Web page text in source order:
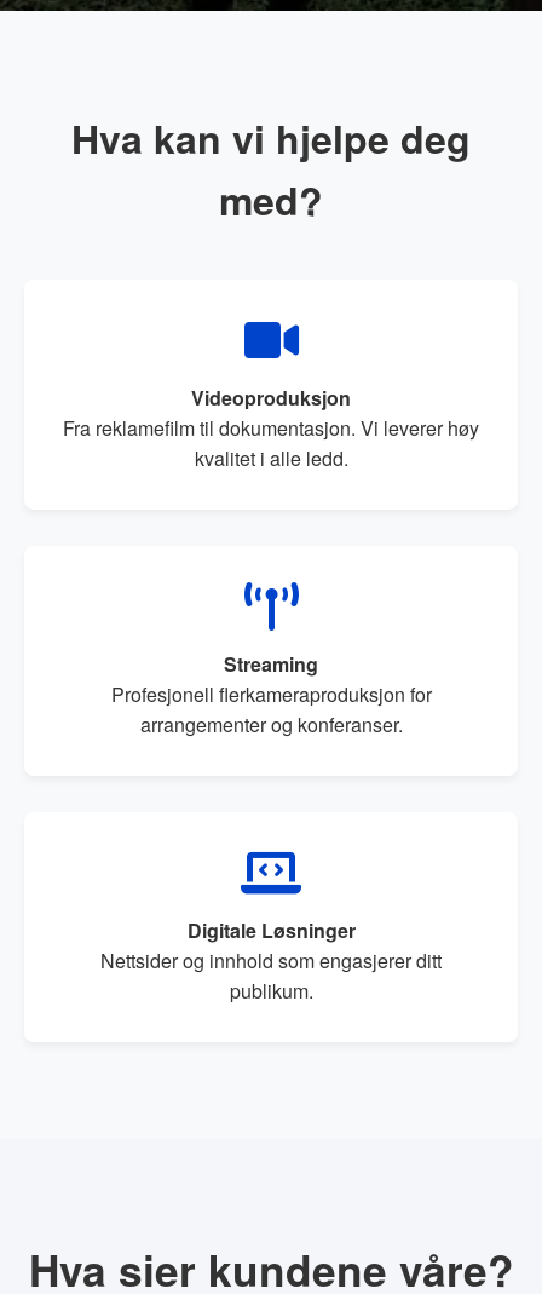
Hva kan vi hjelpe deg
med?
Videoproduksjon
Fra reklamefilm til dokumentasjon. Vi leverer høy
kvalitet i alle ledd.
Streaming
Profesjonell flerkameraproduksjon for
arrangementer og konferanser.
Digitale Løsninger
Nettsider og innhold som engasjerer ditt
publikum.
Hva sier kundene våre?